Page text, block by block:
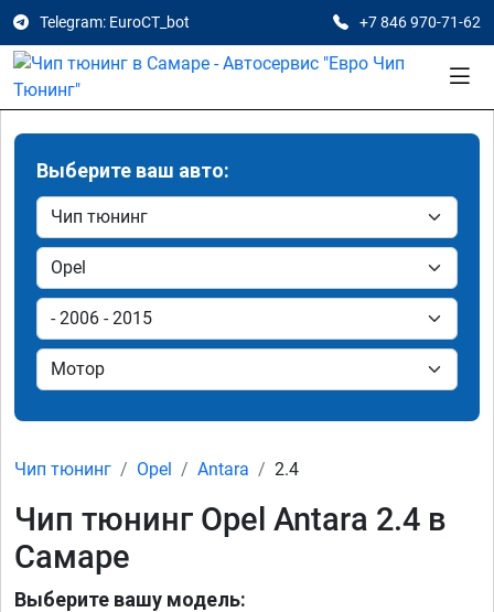
Telegram: EuroCT_bot +7 846 970-71-62
Выберите ваш авто:
Чип тюнинг Opel Antara 2.4
Чип тюнинг Opel Antara 2.4 в
Самаре
Выберите вашу модель: